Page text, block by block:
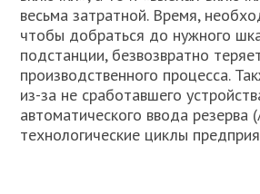
весьма затратной. Время,
чтобы добраться до нужного
подстанции, безвозвратно
производственного процесса.
из-за не сработавшего
автоматического ввода резерва
технологические циклы